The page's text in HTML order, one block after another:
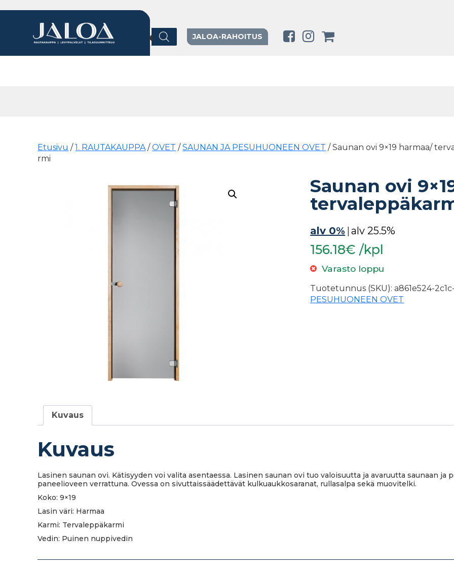
Products search
JALOA-RAHOITUS
Etusivu /1. RAUTAKAUPPA /OVET /SAUNAN JA PESUHUONEEN OVET / Saunan ovi 9×19 harmaa/
rmi
Saunan ovi
alv 0% |alv 25.5%
156.18€ /kpl
Varasto loppu
Tuotetunnus (SKU):a861e524-
PESUHUONEEN OVET
Kuvaus
Kuvaus
Lasinen saunan ovi. Kätisyyden voi valita asentaessa. Lasinen saunan ovi tuo valoisuutta ja avaruutta saunaan
paneelioveen verrattuna. Ovessa on sivuttaissäädettävät kulkuaukkosaranat, rullasalpa sekä muovitelki.
Koko: 9×19
Lasin väri: Harmaa
Karmi: Tervaleppäkarmi
Vedin: Puinen nuppivedin